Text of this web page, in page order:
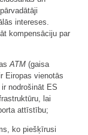
intereses.
kompensāciju par
ATM (gaisa
Eiropas vienotās
nodrošināt ES
lai
attīstību;
ko piešķīrusi